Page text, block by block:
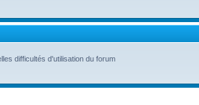
difficultés d'utilisation du forum